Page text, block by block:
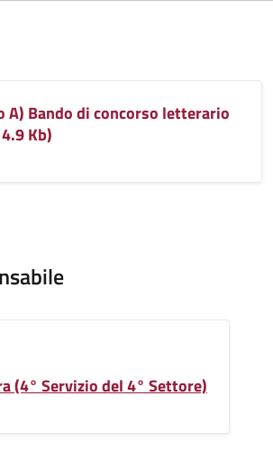
A) Bando di concorso letterario
Kb)
(4° Servizio del 4° Settore)